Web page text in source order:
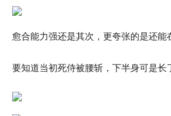
愈合能力强还是其次，更夸张的是还能
要知道当初死侍被腰斩，下半身可是长